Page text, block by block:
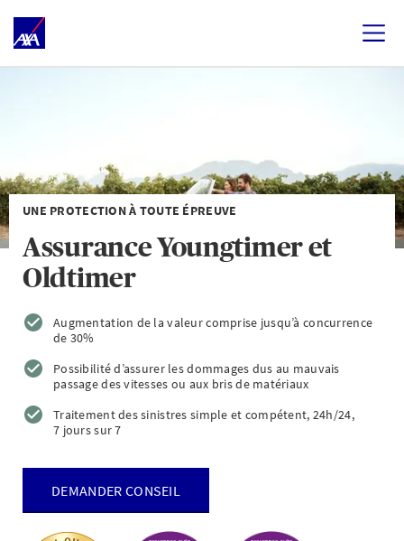
UNE PROTECTION À TOUTE ÉPREUVE
Assurance Youngtimer et
Oldtimer
Augmentation de la valeur comprise jusqu’à concurrence
de 30%
Possibilité d’assurer les dommages dus au mauvais
passage des vitesses ou aux bris de matériaux
Traitement des sinistres simple et compétent, 24h/24,
7 jours sur 7
DEMANDER CONSEIL